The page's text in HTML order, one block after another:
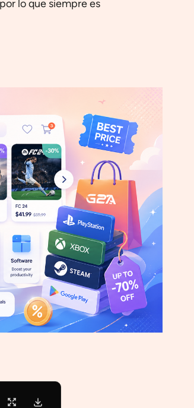
lo que siempre es